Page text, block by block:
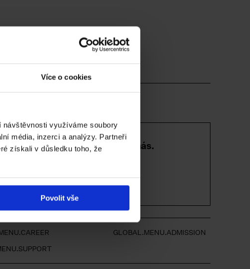
Více o cookies
využíváme soubory
média, inzerci a analýzy. Partneři
získali v důsledku toho, že
Povolit vše
přátel NGP a podpořte nás.
GLOBAL.MENU.ADMISSION